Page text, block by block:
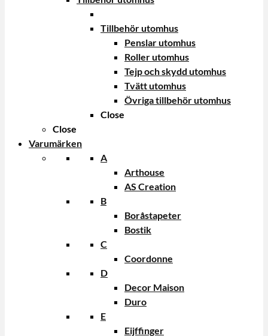
Tillbehör utomhus
Penslar utomhus
Roller utomhus
Tejp och skydd utomhus
Tvätt utomhus
Övriga tillbehör utomhus
Close
Close
Varumärken
A
Arthouse
AS Creation
B
Boråstapeter
Bostik
C
Coordonne
D
Decor Maison
Duro
E
Eijffinger